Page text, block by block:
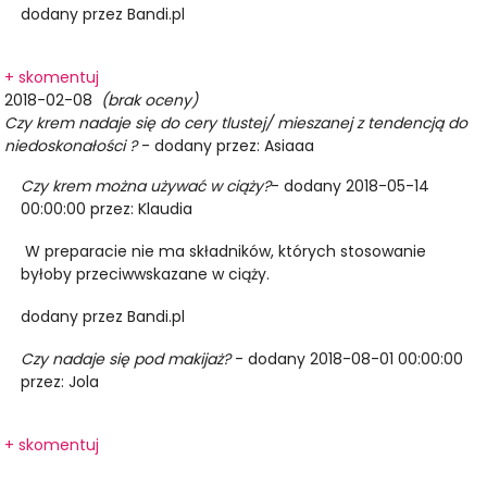
dodany przez Bandi.pl
+ skomentuj
2018-02-08 (brak oceny)
Czy krem nadaje się do cery tlustej/ mieszanej z tendencją do
niedoskonałości ?- dodany przez: Asiaaa
Czy krem można używać w ciąży?- dodany 2018-05-14
00:00:00 przez: Klaudia
W preparacie nie ma składników, których stosowanie
byłoby przeciwwskazane w ciąży.
dodany przez Bandi.pl
Czy nadaje się pod makijaż?- dodany 2018-08-01 00:00:00
przez: Jola
+ skomentuj